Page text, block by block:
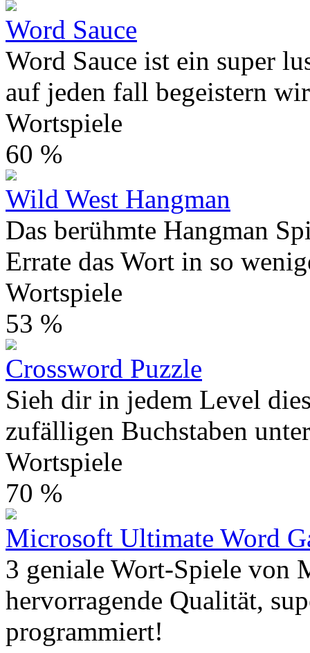
Word Sauce
Word Sauce ist ein super
auf jeden fall begeistern
Wortspiele
60 %
Wild West Hangman
Das berühmte Hangman
Errate das Wort in so
Wortspiele
53 %
Crossword Puzzle
Sieh dir in jedem Level
zufälligen Buchstaben
Wortspiele
70 %
Microsoft Ultimate Word
3 geniale Wort-Spiele von
hervorragende Qualität,
programmiert!